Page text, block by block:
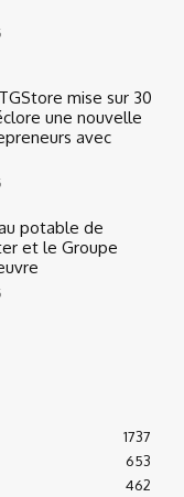
mise sur 30
une nouvelle
avec
potable de
et le Groupe
1737
653
462